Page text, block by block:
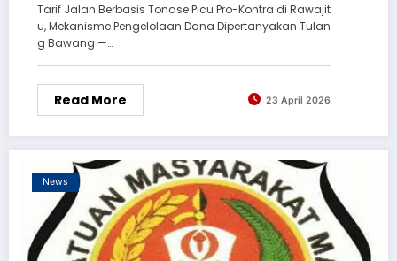
Tarif Jalan Berbasis Tonase Picu Pro-Kontra di Rawajit
u, Mekanisme Pengelolaan Dana Dipertanyakan Tulan
g Bawang —…
Read More 23 April 2026
News